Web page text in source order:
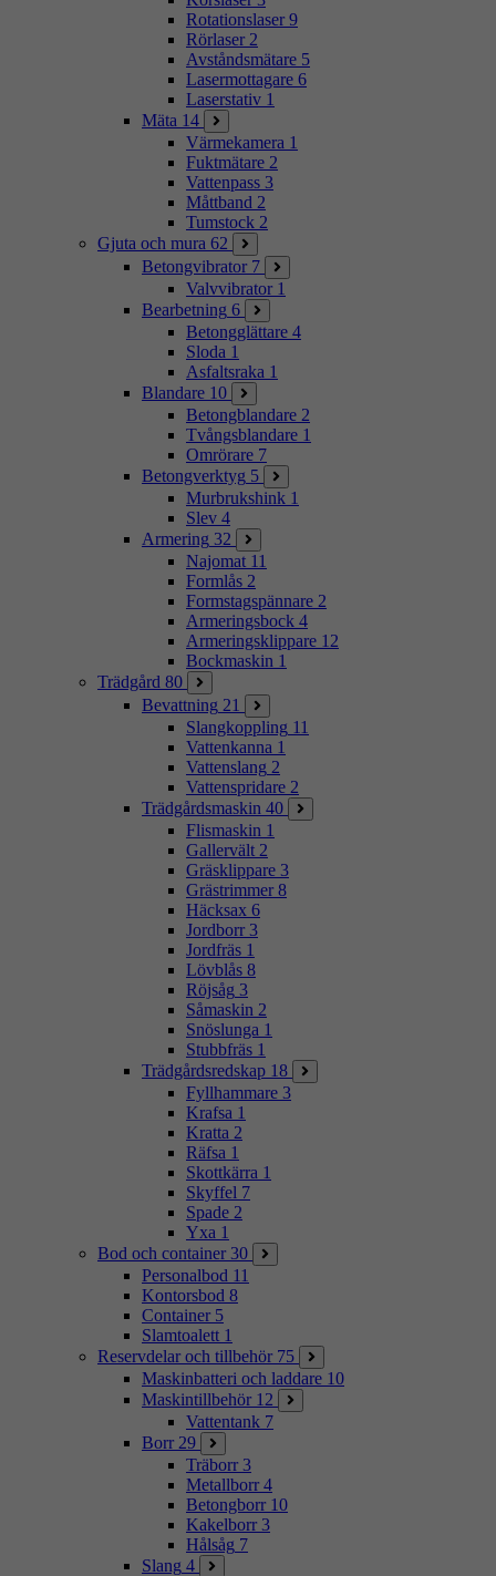
Rotationslaser 9
Rörlaser 2
Avståndsmätare 5
Lasermottagare 6
Laserstativ 1
Mäta 14
Värmekamera 1
Fuktmätare 2
Vattenpass 3
Måttband 2
Tumstock 2
Gjuta och mura 62
Betongvibrator 7
Valvvibrator 1
Bearbetning 6
Betongglättare 4
Sloda 1
Asfaltsraka 1
Blandare 10
Betongblandare 2
Tvångsblandare 1
Omrörare 7
Betongverktyg 5
Murbrukshink 1
Slev 4
Armering 32
Najomat 11
Formlås 2
Formstagspännare 2
Armeringsbock 4
Armeringsklippare 12
Bockmaskin 1
Trädgård 80
Bevattning 21
Slangkoppling 11
Vattenkanna 1
Vattenslang 2
Vattenspridare 2
Trädgårdsmaskin 40
Flismaskin 1
Gallervält 2
Gräsklippare 3
Grästrimmer 8
Häcksax 6
Jordborr 3
Jordfräs 1
Lövblås 8
Röjsåg 3
Såmaskin 2
Snöslunga 1
Stubbfräs 1
Trädgårdsredskap 18
Fyllhammare 3
Krafsa 1
Kratta 2
Räfsa 1
Skottkärra 1
Skyffel 7
Spade 2
Yxa 1
Bod och container 30
Personalbod 11
Kontorsbod 8
Container 5
Slamtoalett 1
Reservdelar och tillbehör 75
Maskinbatteri och laddare 10
Maskintillbehör 12
Vattentank 7
Borr 29
Träborr 3
Metallborr 4
Betongborr 10
Kakelborr 3
Hålsåg 7
Slang 4